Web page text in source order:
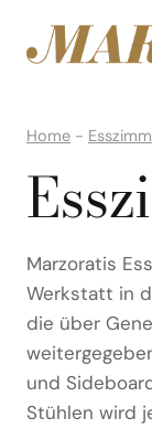
Inhalt
Home -
Marzoratis
Werkstatt in
die über
und
Stühlen wird